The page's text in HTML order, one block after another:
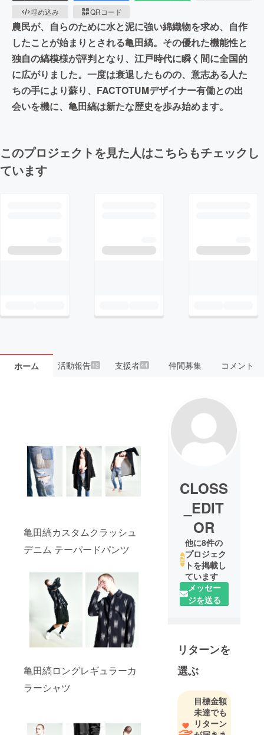
埋め込み
QRコード
農民が、自らのために水と泥に強い綿織物を求め、自作
したことが始まりとされる亀田縞。その優れた機能性と
独自の縞模様が評判となり、江戸時代に瞬く間に全国的
に広がりました。一度は衰退したものの、意志ある人た
ちの手により蘇り、FACTOTUMデザイナー有働との出
会いを機に、亀田縞は新たな歴史を歩み始めます。
このプロジェクトを見た人はこちらもチェックし
ています
ホーム 活動報告12 支援者44 仲間募集 コメント
亀田縞カスタムクラッシュ
デニム テーパードパンツ
亀田縞ロングレギュラーカ
ラーシャツ
CLOSS
_EDIT
OR
他に8件の
プロジェク
トを掲載し
ています
メッセー
ジを送る
リターンを
選ぶ
目標金額
未達でも
リターン